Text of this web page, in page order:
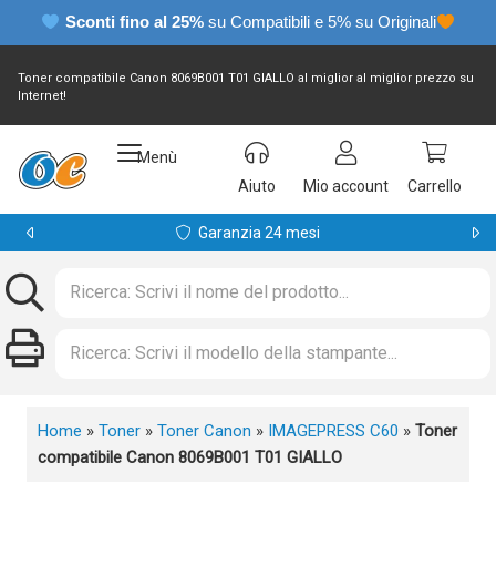
Sconti fino al 25% su Compatibili e 5% su Originali
Toner compatibile Canon 8069B001 T01 GIALLO al miglior al miglior prezzo su
Internet!
Menù
Aiuto
Mio account Carrello
Garanzia 24 mesi
Home » Toner » Toner Canon » IMAGEPRESS C60 » Toner
compatibile Canon 8069B001 T01 GIALLO